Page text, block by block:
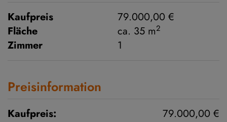
Kaufpreis
79.000,00 €
Fläche
ca. 35 m2
Zimmer 1
Preisinformation
Kaufpreis:
79.000,00 €